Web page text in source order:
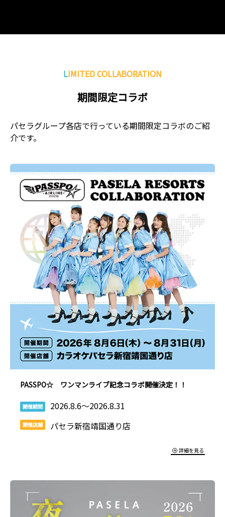
LIMITED COLLABORATION
期間限定コラボ
パセラグループ各店で行っている期間限定コラボのご紹
介です。
PASSPO☆ ワンマンライブ記念コラボ開催決定！！
開催期間 2026.8.6～2026.8.31
開催店舗 パセラ新宿靖国通り店
詳細を見る